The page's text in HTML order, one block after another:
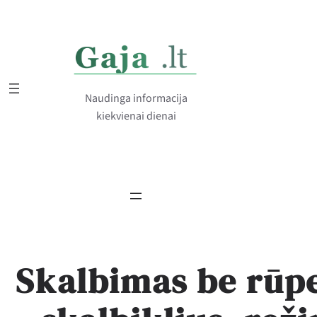
Naudinga informacija
kiekvienai dienai
Skalbimas be